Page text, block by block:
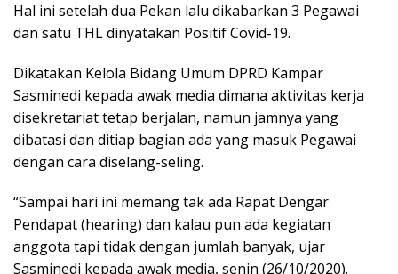
Hal ini setelah dua Pekan lalu dikabarkan 3 Pegawai
dan satu THL dinyatakan Positif Covid-19.
Dikatakan Kelola Bidang Umum DPRD Kampar
Sasminedi kepada awak media dimana aktivitas kerja
disekretariat tetap berjalan, namun jamnya yang
dibatasi dan ditiap bagian ada yang masuk Pegawai
dengan cara diselang-seling.
“Sampai hari ini memang tak ada Rapat Dengar
Pendapat (hearing) dan kalau pun ada kegiatan
anggota tapi tidak dengan jumlah banyak, ujar
Sasminedi kepada awak media, senin (26/10/2020).